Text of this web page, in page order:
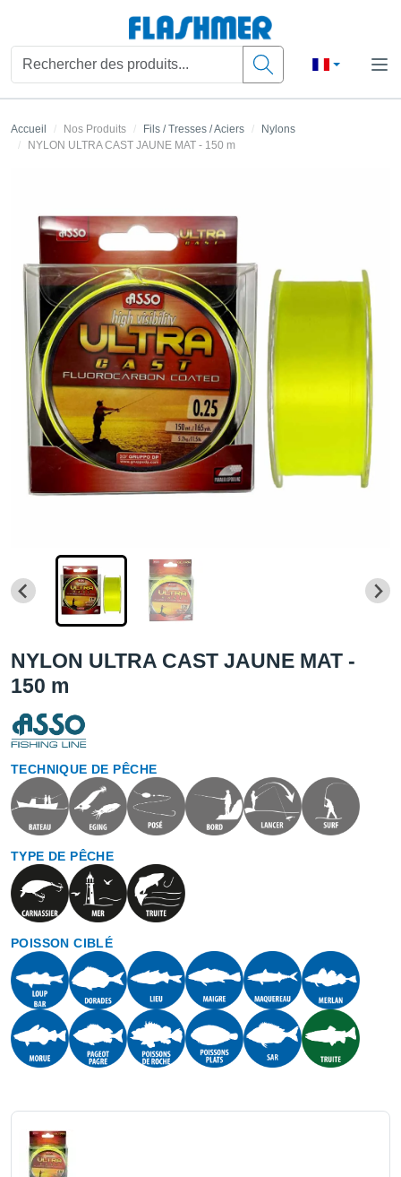
Accueil Nos Produits Fils / Tresses / Aciers
Nylons
NYLON ULTRA CAST JAUNE MAT - 150 m
NYLON ULTRA CAST JAUNE MAT -
150 m
TECHNIQUE DE PÊCHE
TYPE DE PÊCHE
POISSON CIBLÉ